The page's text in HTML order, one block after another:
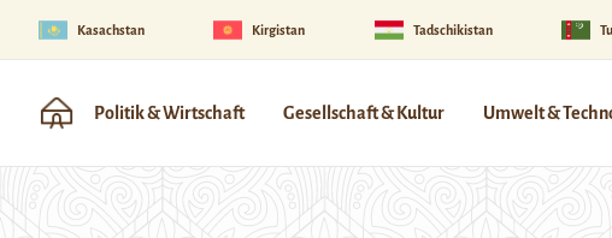
Kasachstan Kirgistan Tadschikistan
Politik & Wirtschaft Gesellschaft & Kultur Umwelt &